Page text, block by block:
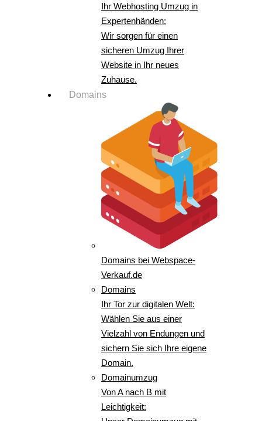
Ihr Webhosting Umzug in
Expertenhänden:
Wir sorgen für einen
sicheren Umzug Ihrer
Website in Ihr neues
Zuhause.
Domains
Domains bei Webspace-
Verkauf.de
Domains
Ihr Tor zur digitalen Welt:
Wählen Sie aus einer
Vielzahl von Endungen und
sichern Sie sich Ihre eigene
Domain.
Domainumzug
Von A nach B mit
Leichtigkeit: